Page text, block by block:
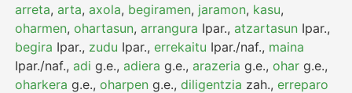
arreta,arta,axola, begiramen, jaramon, kasu,
oharmen,ohartasun,arrangura Ipar.,atzartasun Ipar.,
begira Ipar., zudu Ipar.,errekaitu Ipar./naf., maina
Ipar./naf.,adi g.e.,adiera g.e.,arazeria g.e.,ohar g.e.,
oharkera g.e.,oharpen g.e.,diligentzia zah.,erreparo